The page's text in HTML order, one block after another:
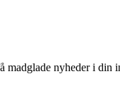
madglade nyheder i din